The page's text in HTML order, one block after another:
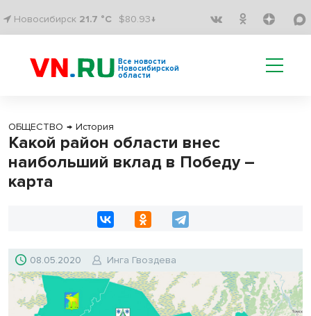
Новосибирск 21.7 °C $80.93↓
Все новости
Новосибирской
области
ОБЩЕСТВО → История
Какой район области внес
наибольший вклад в Победу –
карта
08.05.2020 Инга Гвоздева